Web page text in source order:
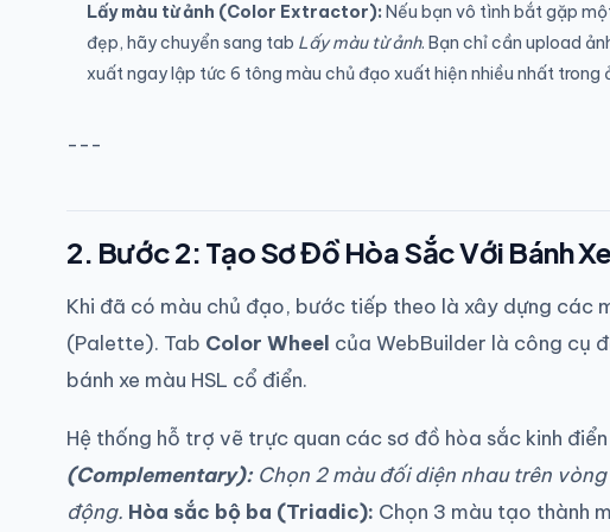
Lấy màu từ ảnh (Color Extractor): Nếu bạn vô tình bắt gặp
đẹp, hãy chuyển sang tab Lấy màu từ ảnh. Bạn chỉ cần upload
xuất ngay lập tức 6 tông màu chủ đạo xuất hiện nhiều nhất trong
---
2. Bước 2: Tạo Sơ Đồ Hòa Sắc Với Bánh
Khi đã có màu chủ đạo, bước tiếp theo là xây dựng các
(Palette). Tab Color Wheel của WebBuilder là công cụ
bánh xe màu HSL cổ điển.
Hệ thống hỗ trợ vẽ trực quan các sơ đồ hòa sắc kinh
(Complementary): Chọn 2 màu đối diện nhau trên
động. Hòa sắc bộ ba (Triadic): Chọn 3 màu tạo thành